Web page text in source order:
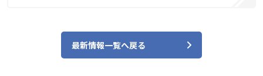
最新情報一覧へ戻る